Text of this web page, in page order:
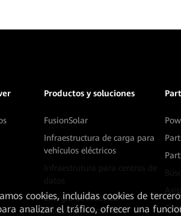
Productos y soluciones
FusionSolar
Infraestructura de carga para
vehículos eléctricos
Energía de redes de
Telecomunicaciones
cookies, incluidas cookies de
analizar el tráfico, ofrecer una